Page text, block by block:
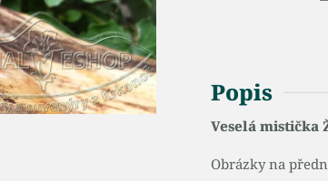
Popis
Veselá mistička
Obrázky na